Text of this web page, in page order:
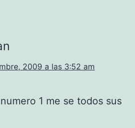
2009 a las 3:52 am
1 me se todos sus